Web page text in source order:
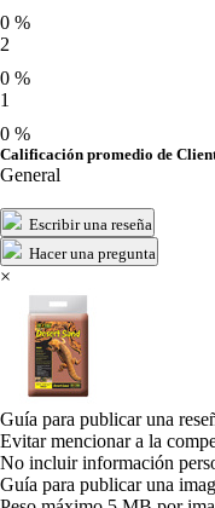
0 %
2
0 %
1
0 %
Calificación promedio de
General
Escribir una reseña
Hacer una pregunta
×
Guía para publicar una
Evitar mencionar a la
No incluir información
Guía para publicar una